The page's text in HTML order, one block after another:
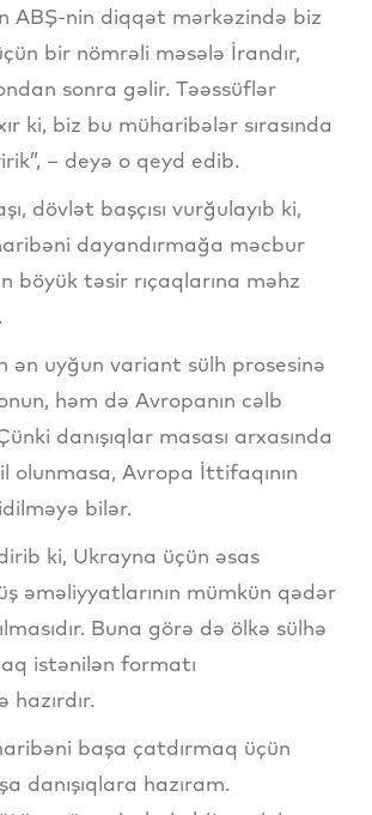
ABŞ-nin diqqət mərkəzində biz
bir nömrəli məsələ İrandır,
sonra gəlir. Təəssüflər
ki, biz bu müharibələr sırasında
– deyə o qeyd edib.
dövlət başçısı vurğulayıb ki,
dayandırmağa məcbur
böyük təsir rıçaqlarına məhz
ən uyğun variant sülh prosesinə
həm də Avropanın cəlb
danışıqlar masası arxasında
olunmasa, Avropa İttifaqının
bilər.
ki, Ukrayna üçün əsas
əməliyyatlarının mümkün qədər
Buna görə də ölkə sülhə
istənilən formatı
hazırdır.
başa çatdırmaq üçün
danışıqlara hazıram.